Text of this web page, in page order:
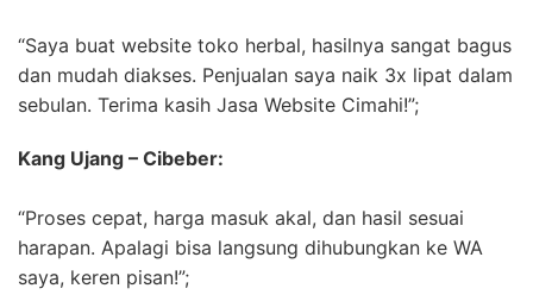
“Saya buat website toko herbal, hasilnya sangat bagus
dan mudah diakses. Penjualan saya naik 3x lipat dalam
sebulan. Terima kasih Jasa Website Cimahi!”;
Kang Ujang – Cibeber:
“Proses cepat, harga masuk akal, dan hasil sesuai
harapan. Apalagi bisa langsung dihubungkan ke WA
saya, keren pisan!”;